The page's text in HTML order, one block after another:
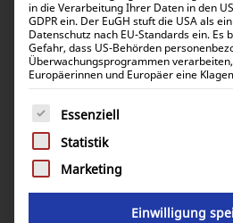
Victron
BlueSolar PWM-Pro
in die Verarbeitung Ihrer Daten in den
GDPR ein. Der EuGH stuft die USA als
Datenschutz nach EU-Standards ein. Es
Gefahr, dass US-Behörden
Überwachungsprogrammen
Europäerinnen und Europäer eine
Es folgt eine Liste der Service-
Essenziell
Statistik
Marketing
Einwilligung